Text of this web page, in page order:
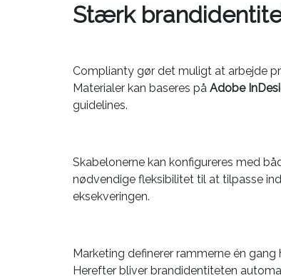
Stærk
Complianty gør det muligt at arbejde
Materialer kan baseres på Adobe
guidelines.
Skabelonerne kan konfigureres med
nødvendige fleksibilitet til at tilpasse
eksekveringen.
Marketing definerer rammerne én
Herefter bliver brandidentiteten